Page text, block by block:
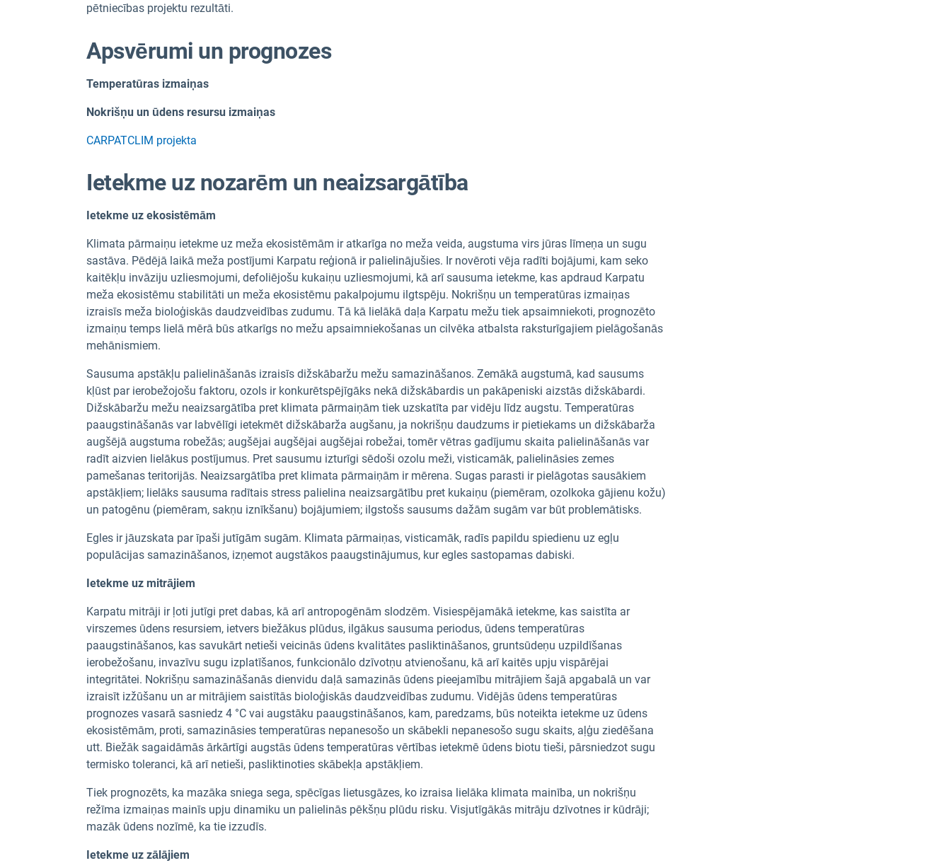
pētniecības projektu rezultāti.
Apsvērumi un prognozes
Temperatūras izmaiņas
Nokrišņu un ūdens resursu izmaiņas
CARPATCLIM projekta
Ietekme uz nozarēm un neaizsargātība
Ietekme uz ekosistēmām
Klimata pārmaiņu ietekme uz meža ekosistēmām ir atkarīga no meža veida, augstuma virs jūras līmeņa un sugu
sastāva. Pēdējā laikā meža postījumi Karpatu reģionā ir palielinājušies. Ir novēroti vēja radīti bojājumi, kam seko
kaitēkļu invāziju uzliesmojumi, defoliējošu kukaiņu uzliesmojumi, kā arī sausuma ietekme, kas apdraud Karpatu
meža ekosistēmu stabilitāti un meža ekosistēmu pakalpojumu ilgtspēju. Nokrišņu un temperatūras izmaiņas
izraisīs meža bioloģiskās daudzveidības zudumu. Tā kā lielākā daļa Karpatu mežu tiek apsaimniekoti, prognozēto
izmaiņu temps lielā mērā būs atkarīgs no mežu apsaimniekošanas un cilvēka atbalsta raksturīgajiem pielāgošanās
mehānismiem.
Sausuma apstākļu palielināšanās izraisīs dižskābaržu mežu samazināšanos. Zemākā augstumā, kad sausums
kļūst par ierobežojošu faktoru, ozols ir konkurētspējīgāks nekā dižskābardis un pakāpeniski aizstās dižskābardi.
Dižskābaržu mežu neaizsargātība pret klimata pārmaiņām tiek uzskatīta par vidēju līdz augstu. Temperatūras
paaugstināšanās var labvēlīgi ietekmēt dižskābarža augšanu, ja nokrišņu daudzums ir pietiekams un dižskābarža
augšējā augstuma robežās; augšējai augšējai augšējai robežai, tomēr vētras gadījumu skaita palielināšanās var
radīt aizvien lielākus postījumus. Pret sausumu izturīgi sēdoši ozolu meži, visticamāk, palielināsies zemes
pamešanas teritorijās. Neaizsargātība pret klimata pārmaiņām ir mērena. Sugas parasti ir pielāgotas sausākiem
apstākļiem; lielāks sausuma radītais stress palielina neaizsargātību pret kukaiņu (piemēram, ozolkoka gājienu kožu)
un patogēnu (piemēram, sakņu iznīkšanu) bojājumiem; ilgstošs sausums dažām sugām var būt problemātisks.
Egles ir jāuzskata par īpaši jutīgām sugām. Klimata pārmaiņas, visticamāk, radīs papildu spiedienu uz egļu
populācijas samazināšanos, izņemot augstākos paaugstinājumus, kur egles sastopamas dabiski.
Ietekme uz mitrājiem
Karpatu mitrāji ir ļoti jutīgi pret dabas, kā arī antropogēnām slodzēm. Visiespējamākā ietekme, kas saistīta ar
virszemes ūdens resursiem, ietvers biežākus plūdus, ilgākus sausuma periodus, ūdens temperatūras
paaugstināšanos, kas savukārt netieši veicinās ūdens kvalitātes pasliktināšanos, gruntsūdeņu uzpildīšanas
ierobežošanu, invazīvu sugu izplatīšanos, funkcionālo dzīvotņu atvienošanu, kā arī kaitēs upju vispārējai
integritātei. Nokrišņu samazināšanās dienvidu daļā samazinās ūdens pieejamību mitrājiem šajā apgabalā un var
izraisīt izžūšanu un ar mitrājiem saistītās bioloģiskās daudzveidības zudumu. Vidējās ūdens temperatūras
prognozes vasarā sasniedz 4 °C vai augstāku paaugstināšanos, kam, paredzams, būs noteikta ietekme uz ūdens
ekosistēmām, proti, samazināsies temperatūras nepanesošo un skābekli nepanesošo sugu skaits, aļģu ziedēšana
utt. Biežāk sagaidāmās ārkārtīgi augstās ūdens temperatūras vērtības ietekmē ūdens biotu tieši, pārsniedzot sugu
termisko toleranci, kā arī netieši, pasliktinoties skābekļa apstākļiem.
Tiek prognozēts, ka mazāka sniega sega, spēcīgas lietusgāzes, ko izraisa lielāka klimata mainība, un nokrišņu
režīma izmaiņas mainīs upju dinamiku un palielinās pēkšņu plūdu risku. Visjutīgākās mitrāju dzīvotnes ir kūdrāji;
mazāk ūdens nozīmē, ka tie izzudīs.
Ietekme uz zālājiem